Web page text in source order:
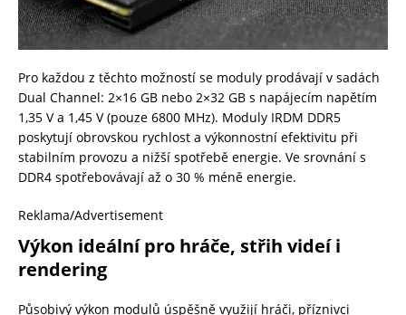
Pro každou z těchto možností se moduly prodávají v sadách
Dual Channel: 2×16 GB nebo 2×32 GB s napájecím napětím
1,35 V a 1,45 V (pouze 6800 MHz). Moduly IRDM DDR5
poskytují obrovskou rychlost a výkonnostní efektivitu při
stabilním provozu a nižší spotřebě energie. Ve srovnání s
DDR4 spotřebovávají až o 30 % méně energie.
Reklama/Advertisement
Výkon ideální pro hráče, střih videí i
rendering
Působivý výkon modulů úspěšně využijí hráči, příznivci